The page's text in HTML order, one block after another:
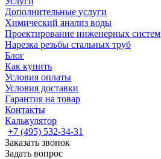
Дополнительные услуги
Химический анализ воды
Проектирование инженерных систем
Нарезка резьбы стальных труб
Блог
Как купить
Условия оплаты
Условия доставки
Гарантия на товар
Контакты
Калькулятор
+7 (495) 532‑34‑31
Заказать звонок
Задать вопрос